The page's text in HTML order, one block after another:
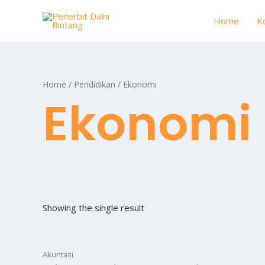
Home
Home / Pendidikan / Ekonomi
Ekonomi
Showing the single result
Akuntasi